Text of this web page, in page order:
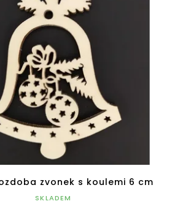
zvonek s koulemi 6 cm
SKLADEM